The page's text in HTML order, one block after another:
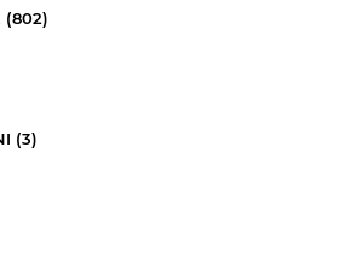
(802)
(3)